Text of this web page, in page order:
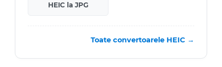
HEIC la JPG
Toate convertoarele HEIC →